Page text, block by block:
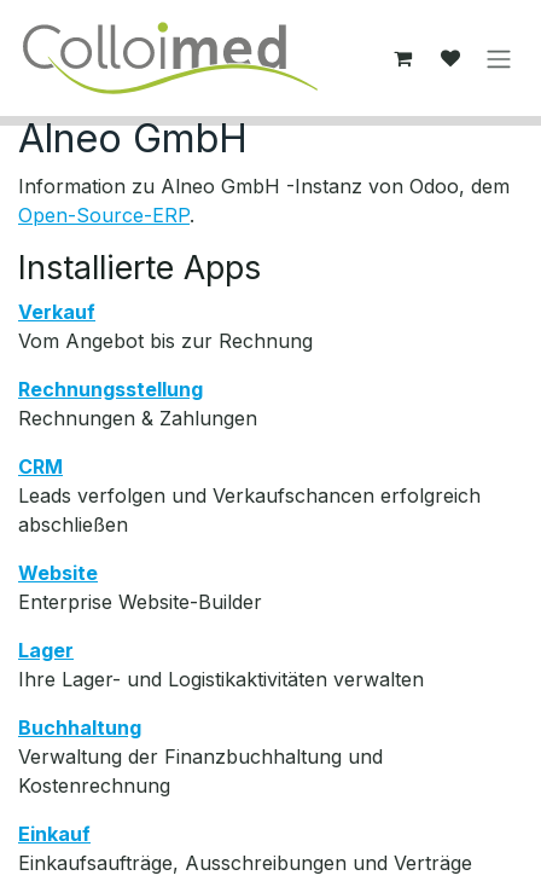
Alneo GmbH
Information zu Alneo GmbH -Instanz von Odoo, dem
Open-Source-ERP.
Installierte Apps
Verkauf
Vom Angebot bis zur Rechnung
Rechnungsstellung
Rechnungen & Zahlungen
CRM
Leads verfolgen und Verkaufschancen erfolgreich
abschließen
Website
Enterprise Website-Builder
Lager
Ihre Lager- und Logistikaktivitäten verwalten
Buchhaltung
Verwaltung der Finanzbuchhaltung und
Kostenrechnung
Einkauf
Einkaufsaufträge, Ausschreibungen und Verträge